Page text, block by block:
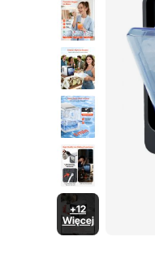
+12
Więcej